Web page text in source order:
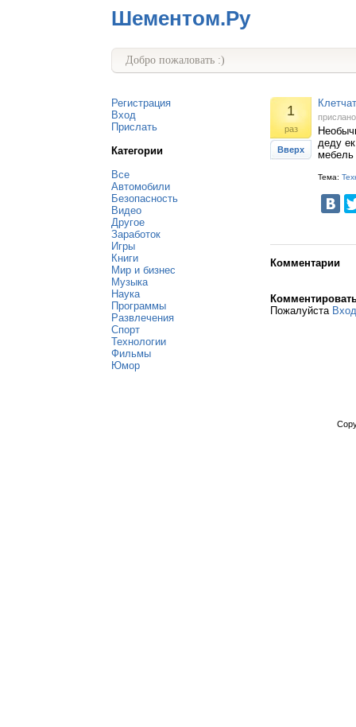
Шементом.Ру
Добро пожаловать :)
Регистрация
Вход
Прислать
Категории
Все
Автомобили
Безопасность
Видео
Другое
Заработок
Игры
Книги
Мир и бизнес
Музыка
Наука
Программы
Развлечения
Спорт
Технологии
Фильмы
Юмор
1
раз
Вверх
деду
мебель
Тема:
Комментарии
Пожалуйста Вход